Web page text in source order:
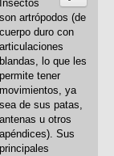
Insectos
son artrópodos (de
cuerpo duro con
articulaciones
blandas, lo que les
permite tener
movimientos, ya
sea de sus patas,
antenas u otros
apéndices). Sus
principales